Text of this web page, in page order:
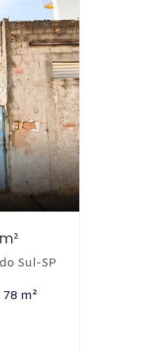
Sul-SP
78 m²